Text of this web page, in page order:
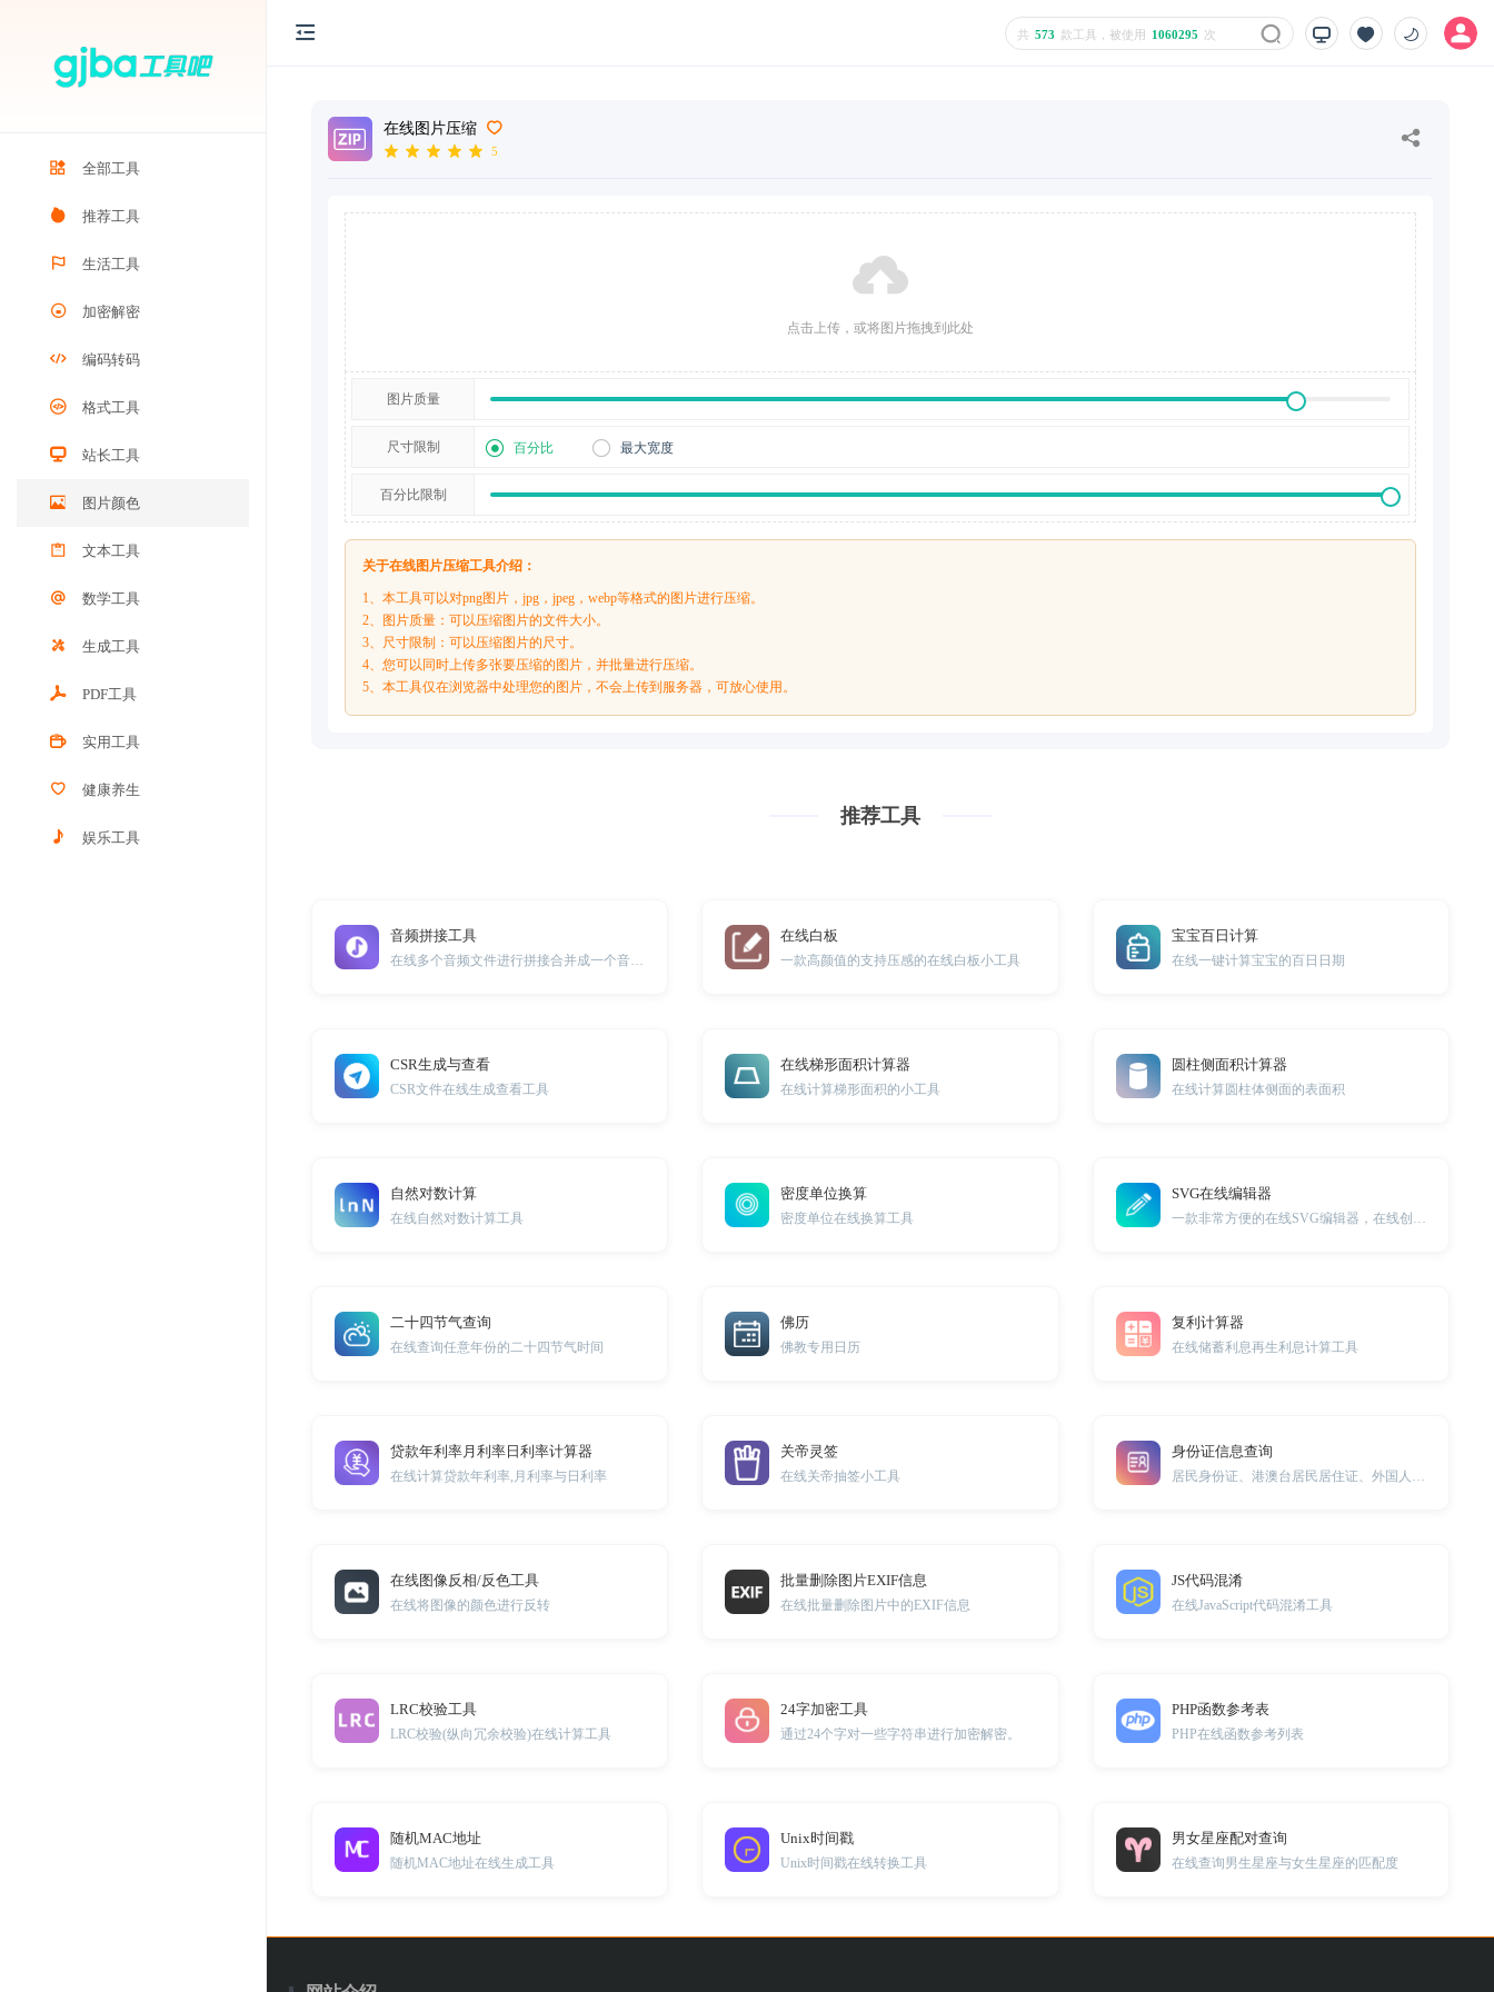
全部工具
推荐工具
生活工具
加密解密
编码转码
格式工具
站长工具
图片颜色
文本工具
数学工具
生成工具
PDF工具
实用工具
健康养生
娱乐工具
共 573 款工具，被使用 1060295 次
在线图片压缩
5
点击上传，或将图片拖拽到此处
图片质量
尺寸限制 百分比 最大宽度
百分比限制
关于在线图片压缩工具介绍：
1、本工具可以对png图片，jpg，jpeg，webp等格式的图片进行压缩。
2、图片质量：可以压缩图片的文件大小。
3、尺寸限制：可以压缩图片的尺寸。
4、您可以同时上传多张要压缩的图片，并批量进行压缩。
5、本工具仅在浏览器中处理您的图片，不会上传到服务器，可放心使用。
推荐工具
音频拼接工具 在线白板
一款高颜值的支持压感的在线白板小工具
宝宝百日计算
在线一键计算宝宝的百日日期
CSR生成与查看
CSR文件在线生成查看工具
在线梯形面积计算器
在线计算梯形面积的小工具
圆柱侧面积计算器
在线计算圆柱体侧面的表面积
自然对数计算
在线自然对数计算工具
密度单位换算
密度单位在线换算工具
SVG在线编辑器
二十四节气查询
在线查询任意年份的二十四节气时间
佛历
佛教专用日历
复利计算器
在线储蓄利息再生利息计算工具
贷款年利率月利率日利率计算器
在线计算贷款年利率,月利率与日利率
关帝灵签
在线关帝抽签小工具
身份证信息查询
在线图像反相/反色工具
在线将图像的颜色进行反转
批量删除图片EXIF信息
在线批量删除图片中的EXIF信息
JS代码混淆
在线JavaScript代码混淆工具
LRC校验工具
LRC校验(纵向冗余校验)在线计算工具
24字加密工具
通过24个字对一些字符串进行加密解密。
PHP函数参考表
PHP在线函数参考列表
随机MAC地址
随机MAC地址在线生成工具
Unix时间戳
Unix时间戳在线转换工具
男女星座配对查询
在线查询男生星座与女生星座的匹配度